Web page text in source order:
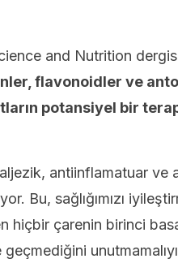
and Nutrition
flavonoidler ve
potansiyel bir
antiinflamatuar ve
Bu, sağlığımızı
hiçbir çarenin birinci